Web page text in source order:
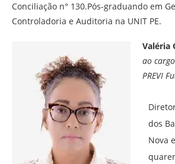
Conciliação n° 130.Pós-graduando em
Controladoria e Auditoria na UNIT PE.
Valéria
ao
PREVI
dos
Nova